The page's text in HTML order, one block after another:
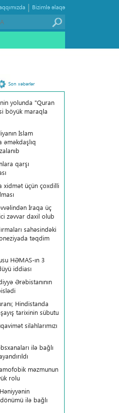
Bizimlə əlaqə
|
Son xəbərlər
yolunda "Quran
böyük maraqla
İslam
əməkdaşlıq
qarşı
xidmət üçün çoxdilli
İraqa üç
zəvvar daxil olub
sahəsindəki
təqdim
HƏMAS-ın 3
iddiası
Ərəbistanının
Hindistanda
tarixinin sübutu
silahlarımızı
ilə bağlı
məzmunun
rolu
ilə bağlı